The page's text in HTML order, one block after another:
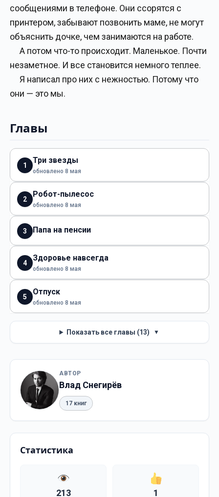
сообщениями в телефоне. Они ссорятся с
принтером, забывают позвонить маме, не могут
объяснить дочке, чем занимаются на работе.
А потом что-то происходит. Маленькое. Почти
незаметное. И все становится немного теплее.
Я написал про них с нежностью. Потому что
они — это мы.
Главы
1
Три звезды
обновлено 8 мая
2
Робот-пылесос
обновлено 8 мая
3 Папа на пенсии
4
Здоровье навсегда
обновлено 8 мая
5
Отпуск
обновлено 8 мая
Показать все главы (13) ▼
АВТОР
Влад Снегирёв
17 книг
Статистика
213 1